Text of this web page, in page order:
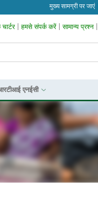
मुख्‍य सामग्री पर जाएं
हमसे संपर्क करें सामान्य प्रश्न
एनईसी